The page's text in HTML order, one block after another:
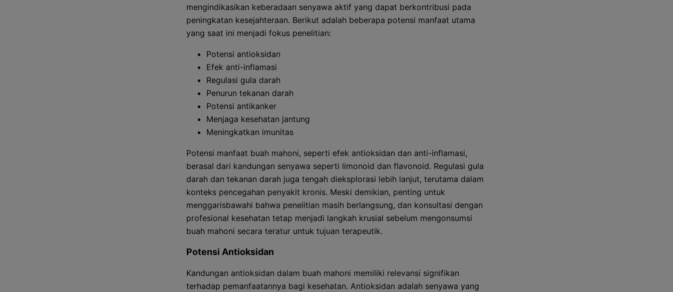
mengindikasikan keberadaan senyawa aktif yang dapat berkontribusi pada
peningkatan kesejahteraan. Berikut adalah beberapa potensi manfaat utama
yang saat ini menjadi fokus penelitian:
Potensi antioksidan
Efek anti-inflamasi
Regulasi gula darah
Penurun tekanan darah
Potensi antikanker
Menjaga kesehatan jantung
Meningkatkan imunitas
Potensi manfaat buah mahoni, seperti efek antioksidan dan anti-inflamasi,
berasal dari kandungan senyawa seperti limonoid dan flavonoid. Regulasi gula
darah dan tekanan darah juga tengah dieksplorasi lebih lanjut, terutama dalam
konteks pencegahan penyakit kronis. Meski demikian, penting untuk
menggarisbawahi bahwa penelitian masih berlangsung, dan konsultasi dengan
profesional kesehatan tetap menjadi langkah krusial sebelum mengonsumsi
buah mahoni secara teratur untuk tujuan terapeutik.
Potensi Antioksidan
Kandungan antioksidan dalam buah mahoni memiliki relevansi signifikan
terhadap pemanfaatannya bagi kesehatan. Antioksidan adalah senyawa yang